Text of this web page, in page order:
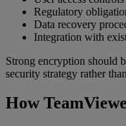
Regulatory
Data recovery
Integration with
Strong encryption should
security strategy rather
How